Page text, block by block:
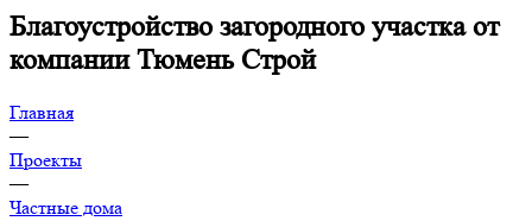
Благоустройство загородного участка от
компании Тюмень Строй
Главная
—
Проекты
—
Частные дома